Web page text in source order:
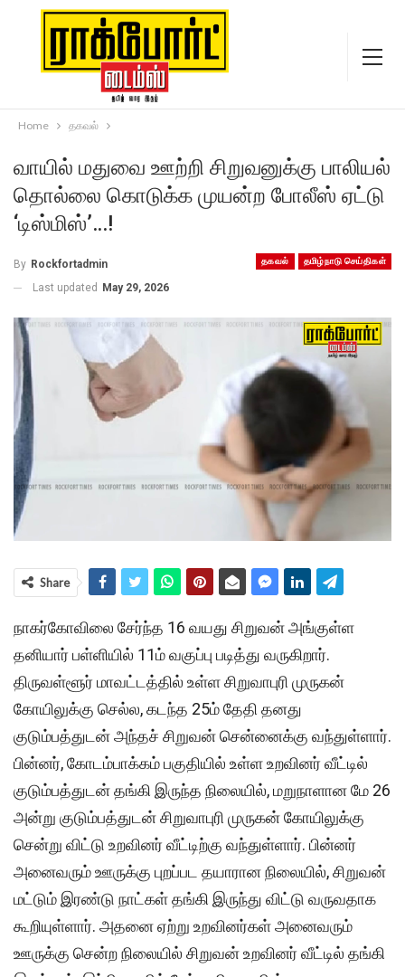
Home தகவல்
வாயில் மதுவை ஊற்றி சிறுவனுக்கு பாலியல்
தொல்லை கொடுக்க முயன்ற போலீஸ் ஏட்டு
‘டிஸ்மிஸ்’…!
தகவல் தமிழ்நாடு செய்திகள்
By Rockfortadmin
Last updated May 29, 2026
Share
நாகர்கோவிலை சேர்ந்த 16 வயது சிறுவன் அங்குள்ள
தனியார் பள்ளியில் 11ம் வகுப்பு படித்து வருகிறார்.
திருவள்ளூர் மாவட்டத்தில் உள்ள சிறுவாபுரி முருகன்
கோயிலுக்கு செல்ல, கடந்த 25ம் தேதி தனது
குடும்பத்துடன் அந்தச் சிறுவன் சென்னைக்கு வந்துள்ளார்.
பின்னர், கோடம்பாக்கம் பகுதியில் உள்ள உறவினர் வீட்டில்
குடும்பத்துடன் தங்கி இருந்த நிலையில், மறுநாளான மே 26
அன்று குடும்பத்துடன் சிறுவாபுரி முருகன் கோயிலுக்கு
சென்று விட்டு உறவினர் வீட்டிற்கு வந்துள்ளார். பின்னர்
அனைவரும் ஊருக்கு புறப்பட தயாரான நிலையில், சிறுவன்
மட்டும் இரண்டு நாட்கள் தங்கி இருந்து விட்டு வருவதாக
கூறியுள்ளார். அதனை ஏற்று உறவினர்கள் அனைவரும்
ஊருக்கு சென்ற நிலையில் சிறுவன் உறவினர் வீட்டில் தங்கி